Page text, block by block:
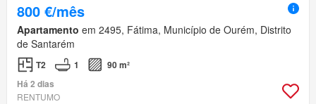
800 €/mês
Apartamento em 2495, Fátima, Município de Ourém, Distrito
de Santarém
T2 1
90 m²
Há 2 dias
RENTUMO